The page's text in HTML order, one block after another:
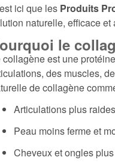
ici que les Produits
naturelle, efficace
le
collagène est une
des muscles,
de collagène
Articulations plus
Peau moins ferme et
Cheveux et ongles